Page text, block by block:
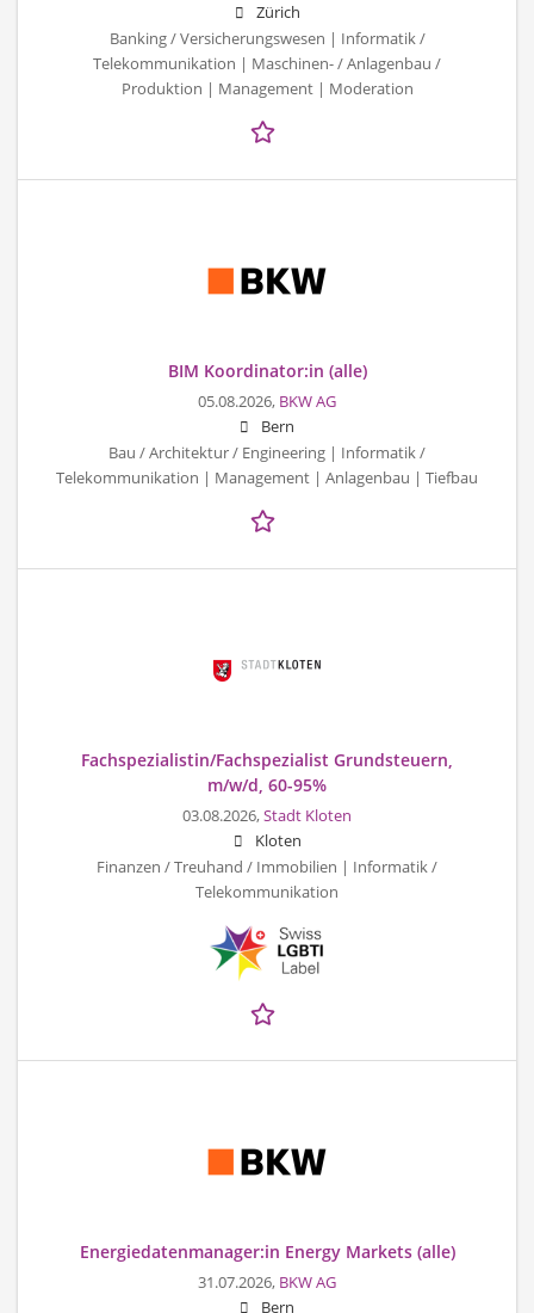
Zürich
Banking / Versicherungswesen | Informatik /
Telekommunikation | Maschinen- / Anlagenbau /
Produktion | Management | Moderation
BIM Koordinator:in (alle)
05.08.2026, BKW AG
Bern
Bau / Architektur / Engineering | Informatik /
Telekommunikation | Management | Anlagenbau | Tiefbau
Fachspezialistin/Fachspezialist Grundsteuern,
m/w/d, 60-95%
03.08.2026,Stadt Kloten
Kloten
Finanzen / Treuhand / Immobilien | Informatik /
Telekommunikation
Energiedatenmanager:in Energy Markets (alle)
31.07.2026, BKW AG
Bern